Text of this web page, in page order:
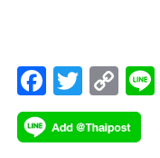
F
ac
e
T
wi
tt
C
o
p